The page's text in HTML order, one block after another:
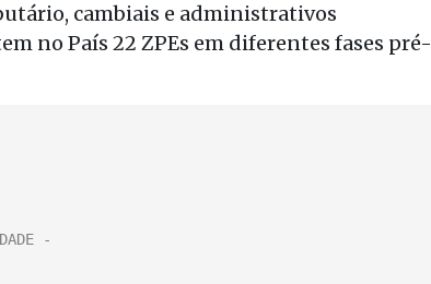
cambiais e administrativos
no País 22 ZPEs em diferentes fases pré-